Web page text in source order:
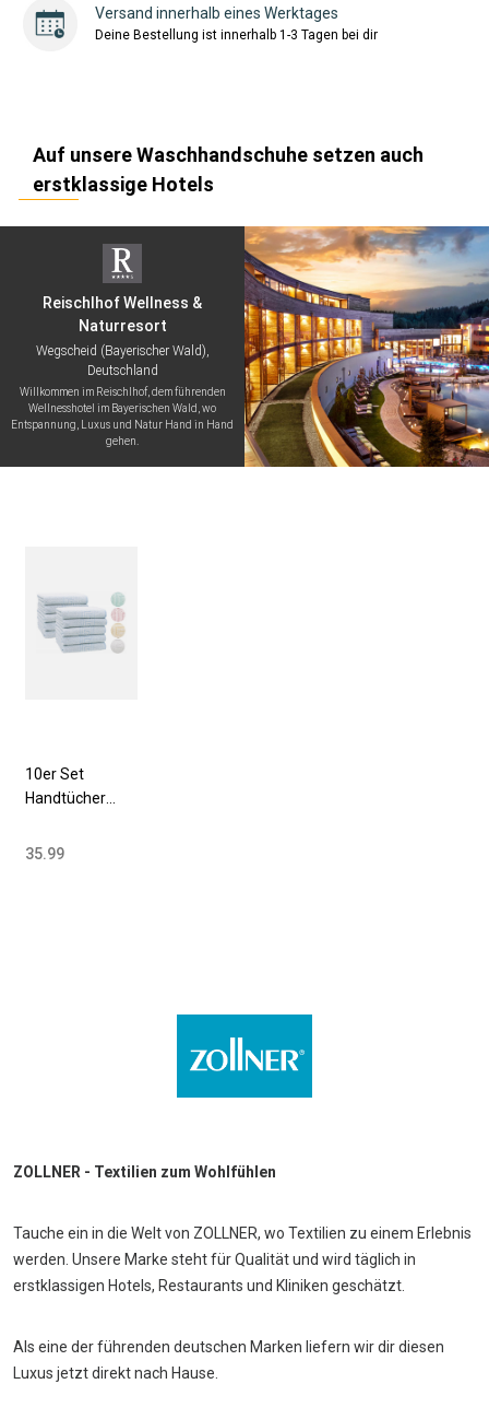
Versand innerhalb eines Werktages
Deine Bestellung ist innerhalb 1-3 Tagen bei dir
Auf unsere Waschhandschuhe setzen auch
erstklassige Hotels
Reischlhof Wellness &
Naturresort
Wegscheid (Bayerischer Wald),
Deutschland
Willkommen im Reischlhof, dem führenden
Wellnesshotel im Bayerischen Wald, wo
Entspannung, Luxus und Natur Hand in Hand
gehen.
10er Set
Handtücher
Baumwollmix
35.99
ZOLLNER - Textilien zum Wohlfühlen
Tauche ein in die Welt von ZOLLNER, wo Textilien zu einem Erlebnis
werden. Unsere Marke steht für Qualität und wird täglich in
erstklassigen Hotels, Restaurants und Kliniken geschätzt.
Als eine der führenden deutschen Marken liefern wir dir diesen
Luxus jetzt direkt nach Hause.